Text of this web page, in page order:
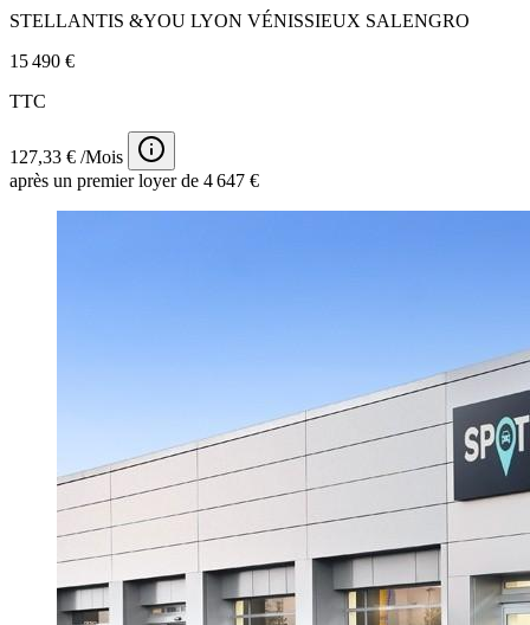
STELLANTIS &YOU LYON VÉNISSIEUX SALENGRO
15 490 €
TTC
127,33 € /Mois
après un premier loyer de 4 647 €